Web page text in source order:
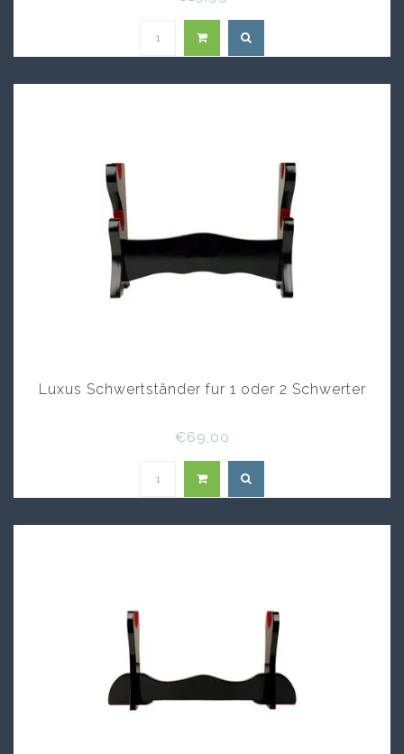
Luxus Schwertständer fur 1 oder 2 Schwerter
€69,00